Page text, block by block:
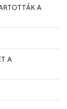
A
A